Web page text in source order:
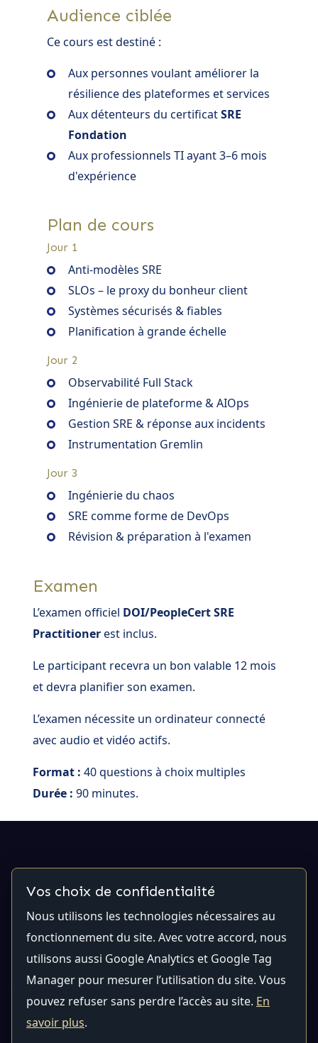
Audience ciblée
Ce cours est destiné :
Aux personnes voulant améliorer la
résilience des plateformes et services
Aux détenteurs du certificatSRE
Fondation
Aux professionnels TI ayant 3–6 mois
d'expérience
Plan de cours
Jour 1
Anti-modèles SRE
SLOs – le proxy du bonheur client
Systèmes sécurisés & fiables
Planification à grande échelle
Jour 2
Observabilité Full Stack
Ingénierie de plateforme & AIOps
Gestion SRE & réponse aux incidents
Instrumentation Gremlin
Jour 3
Ingénierie du chaos
SRE comme forme de DevOps
Révision & préparation à l'examen
Examen
L’examen officiel DOI/PeopleCert SRE
Practitionerest inclus.
Le participant recevra un bon valable 12 mois
et devra planifier son examen.
L’examen nécessite un ordinateur connecté
avec audio et vidéo actifs.
Format : 40 questions à choix multiples
Durée : 90 minutes.
Contactez-nous
Email:contact@qualiti7.com Téléphone:(514) 448-
2246
Confidentialité
Vos choix de confidentialité
Nous utilisons les technologies nécessaires au
fonctionnement du site. Avec votre accord, nous
utilisons aussi Google Analytics et Google Tag
Manager pour mesurer l’utilisation du site. Vous
pouvez refuser sans perdre l’accès au site. En
savoir plus.